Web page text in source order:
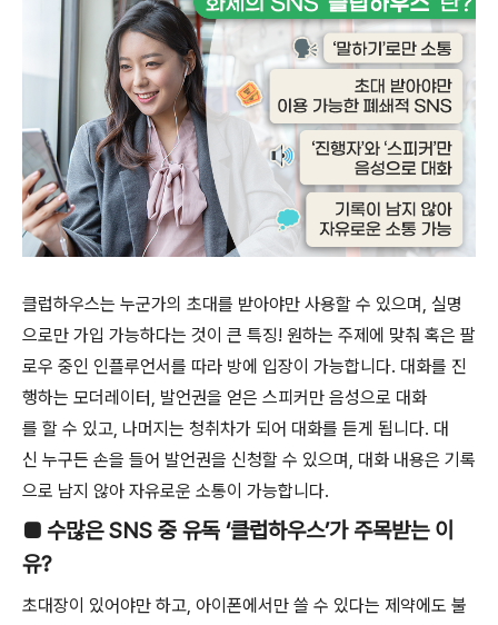
클럽하우스는 누군가의 초대를 받아야만 사용할 수 있으며, 실명
으로만 가입 가능하다는 것이 큰 특징! 원하는 주제에 맞춰 혹은 팔
로우 중인 인플루언서를 따라 방에 입장이 가능합니다. 대화를 진
행하는 모더레이터, 발언권을 얻은 스피커만 음성으로 대화
를 할 수 있고, 나머지는 청취차가 되어 대화를 듣게 됩니다. 대
신 누구든 손을 들어 발언권을 신청할 수 있으며, 대화 내용은 기록
으로 남지 않아 자유로운 소통이 가능합니다.
■ 수많은 SNS 중 유독 ‘클럽하우스’가 주목받는 이
유?
초대장이 있어야만 하고, 아이폰에서만 쓸 수 있다는 제약에도 불